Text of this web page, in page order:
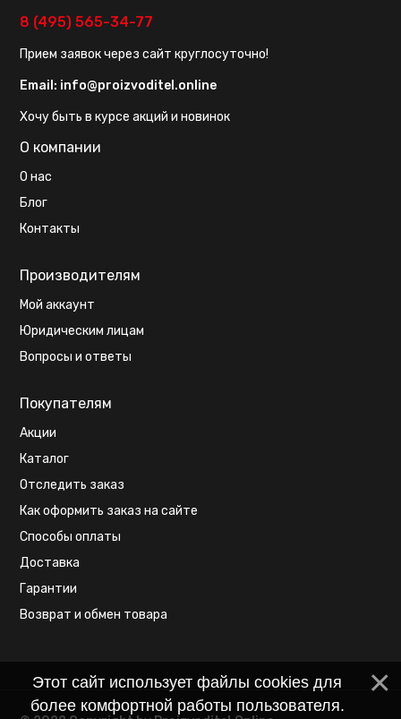
8 (495) 565-34-77
Прием заявок через сайт круглосуточно!
Email: info@proizvoditel.online
Хочу быть в курсе акций и новинок
О компании
О нас
Блог
Контакты
Производителям
Мой аккаунт
Юридическим лицам
Вопросы и ответы
Покупателям
Акции
Каталог
Отследить заказ
Как оформить заказ на сайте
Способы оплаты
Доставка
Гарантии
Возврат и обмен товара
Этот сайт использует файлы cookies для
более комфортной работы пользователя.